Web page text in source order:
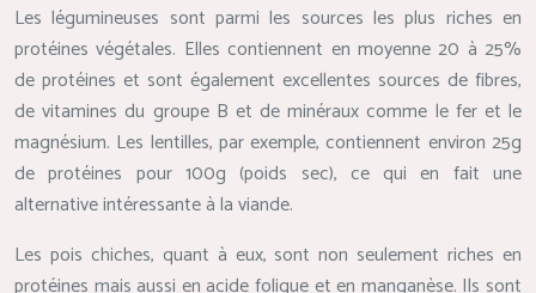
Les légumineuses sont parmi les sources les plus riches en
protéines végétales. Elles contiennent en moyenne 20 à 25%
de protéines et sont également excellentes sources de fibres,
de vitamines du groupe B et de minéraux comme le fer et le
magnésium. Les lentilles, par exemple, contiennent environ 25g
de protéines pour 100g (poids sec), ce qui en fait une
alternative intéressante à la viande.
Les pois chiches, quant à eux, sont non seulement riches en
protéines mais aussi en acide folique et en manganèse. Ils sont